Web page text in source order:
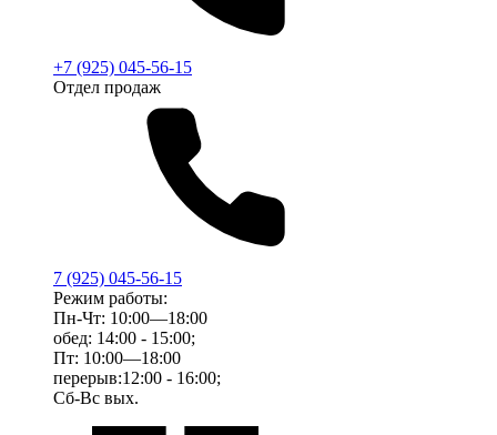
+7 (925) 045-56-15
Отдел продаж
7 (925) 045-56-15
Режим работы:
Пн-Чт: 10:00—18:00
обед: 14:00 - 15:00;
Пт: 10:00—18:00
перерыв:12:00 - 16:00;
Сб-Вс вых.